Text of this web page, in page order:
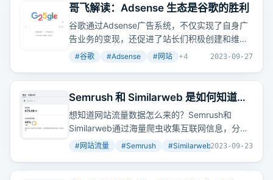
哥飞解读：Adsense 生态是谷歌的胜利
谷歌通过Adsense广告系统，不仅实现了自身广
告业务的变现，还促进了站长们积极创建和维护
网站，满足了用户多样化的搜索
需求，形成了一
#谷歌 #Adsense #网站 +4 2023-09-27
Semrush 和 Similarweb 是如何知道每
个网站的流量数据的？
想知道网站流量数据怎么来的？Semrush和
Similarweb通过海量爬虫收集互联网信息，分析
链接关系，爬取搜索 引擎关键词搜索
结果，与网
站的流量。
#网站流量 #Semrush #Similarweb +3
2023-09-23